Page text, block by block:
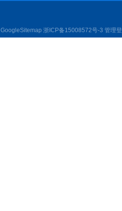
GoogleSitemap 浙ICP备15008572号-3 管理